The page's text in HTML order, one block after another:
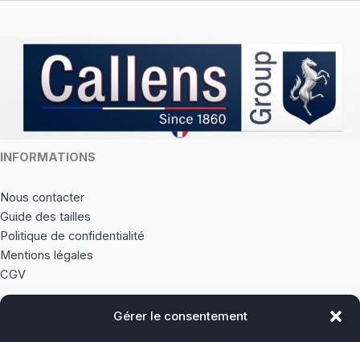
Gérer le consentement
du
INFORMATIONS
Nous contacter
Guide des tailles
Politique de confidentialité
Mentions légales
CGV